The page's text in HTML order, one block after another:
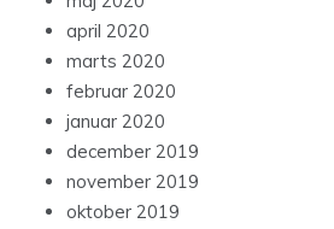
april 2020
marts 2020
februar 2020
januar 2020
december 2019
november 2019
oktober 2019